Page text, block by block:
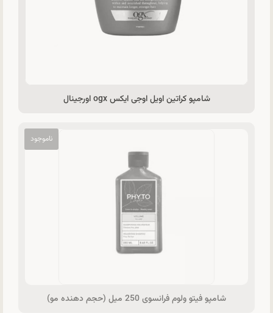
شامپو کراتین اویل اوجی ایکس ogx اورجینال
شامپو فیتو ولوم فرانسوی 250 میل (حجم دهنده مو)